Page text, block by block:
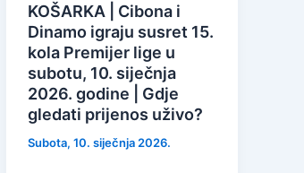
KOŠARKA | Cibona i
Dinamo igraju susret 15.
kola Premijer lige u
subotu, 10. siječnja
2026. godine | Gdje
gledati prijenos uživo?
Subota, 10. siječnja 2026.